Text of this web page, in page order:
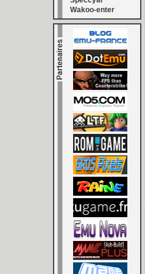
Wakoo-enter